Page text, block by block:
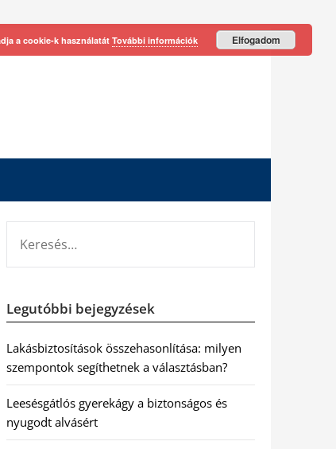
Legutóbbi bejegyzések
Lakásbiztosítások összehasonlítása: milyen
szempontok segíthetnek a választásban?
Leesésgátlós gyerekágy a biztonságos és
nyugodt alvásért
a cookie-k használatát További információk Elfogadom